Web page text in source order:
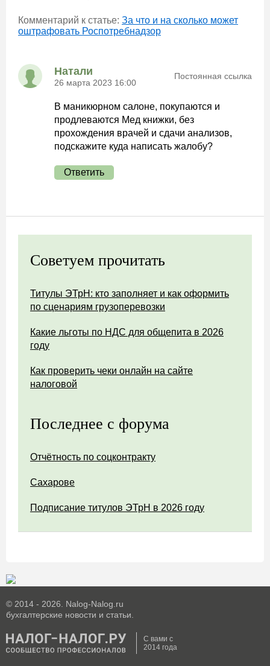
Комментарий к статье: За что и на сколько может
оштрафовать Роспотребнадзор
Натали
26 марта 2023 16:00
Постоянная ссылка
В маникюрном салоне, покупаются и
продлеваются Мед книжки, без
прохождения врачей и сдачи анализов,
подскажите куда написать жалобу?
Ответить
Советуем прочитать
Титулы ЭТрН: кто заполняет и как оформить
по сценариям грузоперевозки
Какие льготы по НДС для общепита в 2026
году
Как проверить чеки онлайн на сайте
налоговой
Последнее с форума
Отчётность по соцконтракту
Сахарове
Подписание титулов ЭТрН в 2026 году
© 2014 - 2026. Nalog-Nalog.ru
бухгалтерские новости и статьи.
С вами с
2014 года